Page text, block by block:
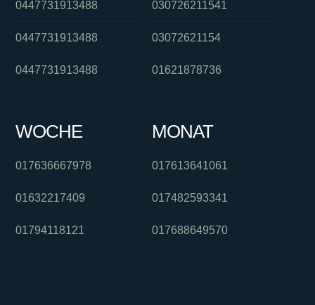
0447731913488
0447731913488
0447731913488
030726211541
03072621154
01621878736
WOCHE
017636667978
01632217409
01794118121
MONAT
017613641061
017482593341
017688649570